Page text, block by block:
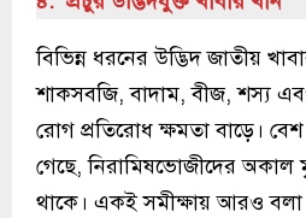
বিভিন্ন ধরনের উদ্ভিদ জাতীয়
শাকসবজি, বাদাম, বীজ, শস্য
রোগ প্রতিরোধ ক্ষমতা বাড়ে।
গেছে, নিরামিষভোজীদের
থাকে। একই সমীক্ষায় আরও বলা